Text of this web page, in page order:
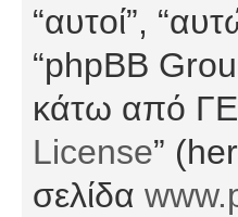
“αυτοί”,
“phpBB
κάτω από
License”
σελίδα